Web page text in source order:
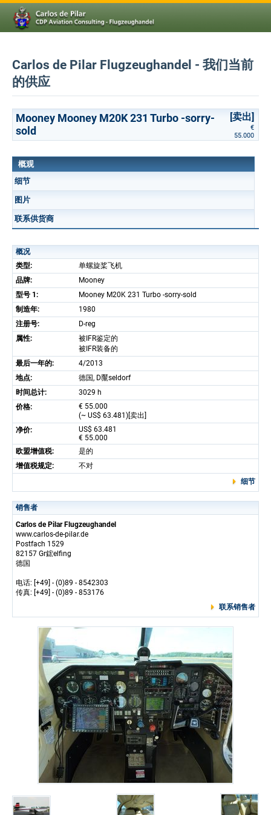
Carlos de Pilar Flugzeughandel - 我们当前
的供应
Mooney Mooney M20K 231 Turbo -sorry-
sold
[卖出]
€
55.000
概观
细节
图片
联系供货商
概况
类型:
单螺旋桨飞机
品牌:
Mooney
型号 1:
Mooney M20K 231 Turbo -sorry-sold
制造年:
1980
注册号:
D-reg
属性:
被IFR鉴定的
被IFR装备的
最后一年的:
4/2013
地点:
德国, D黶seldorf
时间总计:
3029 h
价格:
€ 55.000
(~ US$ 63.481)[卖出]
净价:
US$ 63.481
€ 55.000
欧盟增值税:
是的
增值税规定:
不对
细节
销售者
Carlos de Pilar Flugzeughandel
www.carlos-de-pilar.de
Postfach 1529
82157 Gr鋐elfing
德国
电话: [+49] - (0)89 - 8542303
传真: [+49] - (0)89 - 853176
联系销售者